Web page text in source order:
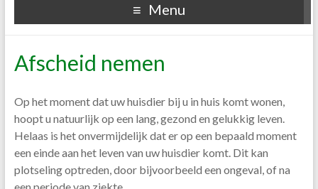
Menu
Afscheid nemen
Op het moment dat uw huisdier bij u in huis komt wonen,
hoopt u natuurlijk op een lang, gezond en gelukkig leven.
Helaas is het onvermijdelijk dat er op een bepaald moment
een einde aan het leven van uw huisdier komt. Dit kan
plotseling optreden, door bijvoorbeeld een ongeval, of na